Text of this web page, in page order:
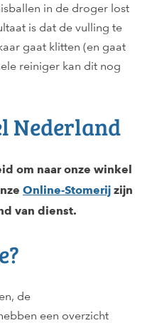
in de droger lost
is dat de vulling te
gaat klitten (en gaat
reiniger kan dit nog
Nederland
om naar onze winkel
Online-Stomerij zijn
van dienst.
de
een overzicht